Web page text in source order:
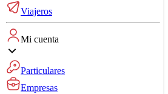
Viajeros
Mi cuenta
Particulares
Empresas